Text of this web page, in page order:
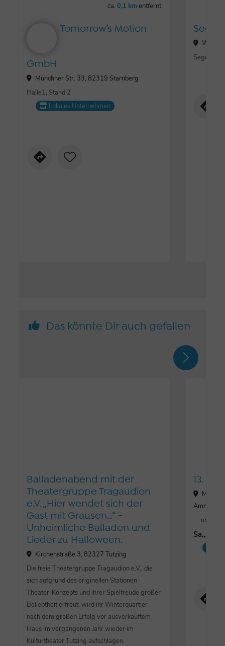
ca.0,1 kmentfernt
Tomorrow’s Motion
GmbH
Münchner Str. 33, 82319 Starnberg
Halle1, Stand 2
Lokales Unternehmen
Segeln im
Das könnte Dir auch gefallen
Balladenabend mit der
Theatergruppe Tragaudion
e.V. „Hier wendet sich der
Gast mit Grausen…“ -
Unheimliche Balladen und
Lieder zu Halloween.
Kirchenstraße 3, 82327 Tutzing
Die freie Theatergruppe Tragaudion e.V., die
sich aufgrund des originellen Stationen-
Theater-Konzepts und ihrer Spielfreude großer
Beliebtheit erfreut, wird ihr Winterquartier
nach dem großen Erfolg vor ausverkauftem
Haus im vergangenen Jahr wieder im
Kulturtheater Tutzing aufschlagen.
13.
Ammersee
…. und es
Sa.,